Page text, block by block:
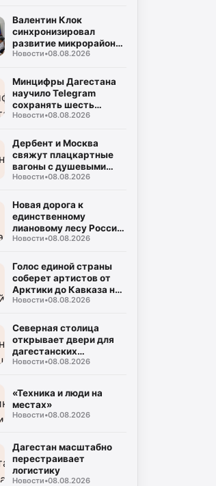
Валентин Клок
синхронизировал
развитие микрорайона
«Ипподром» с нуждами
Новости•08.08.2026
Минцифры Дагестана
научило Telegram
сохранять шесть
национальных языков
Новости•08.08.2026
Дербент и Москва
свяжут плацкартные
вагоны с душевыми
кабинами
Новости•08.08.2026
Новая дорога к
единственному
лиановому лесу России
укладывается
Дагестане
Новости•08.08.2026
Голос единой страны
соберет артистов от
Арктики до Кавказа на
фестивале «МЫ» в
Новости•08.08.2026
Северная столица
открывает двери для
дагестанских
школьников
Новости•08.08.2026
«Техника и люди на
местах»
Новости•08.08.2026
Дагестан масштабно
перестраивает
логистику
Новости•08.08.2026